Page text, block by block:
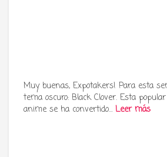
Muy buenas, Expotakers! Para esta
tema oscuro: Black Clover. Esta
anime se ha convertido… Leer más